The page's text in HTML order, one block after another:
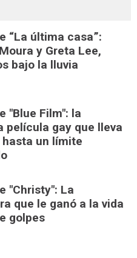
“La última casa”:
y Greta Lee,
bajo la lluvia
"Blue Film": la
película gay que lleva
hasta un límite
"Christy": La
que le ganó a la vida
golpes